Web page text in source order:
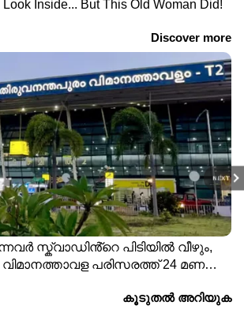
NEXT